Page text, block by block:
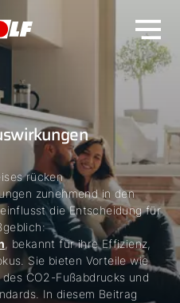
rücken
zunehmend in den
die Entscheidung für
, bekannt für ihre Effizienz,
Sie bieten Vorteile wie
CO2-Fußabdrucks und
In diesem Beitrag